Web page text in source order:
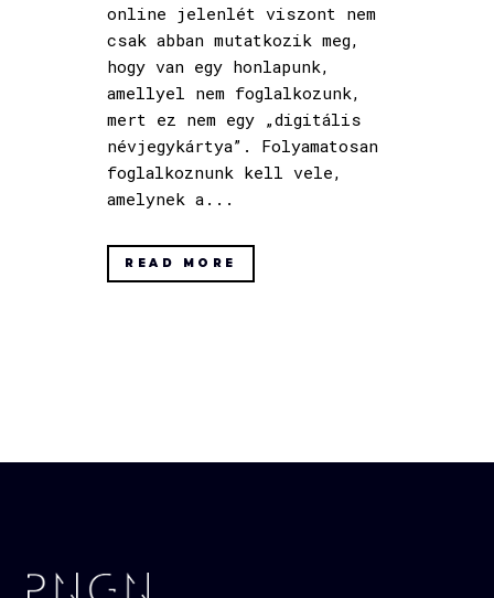
online jelenlét viszont nem
csak abban mutatkozik meg,
hogy van egy honlapunk,
amellyel nem foglalkozunk,
mert ez nem egy „digitális
névjegykártya”. Folyamatosan
foglalkoznunk kell vele,
amelynek a...
READ MORE